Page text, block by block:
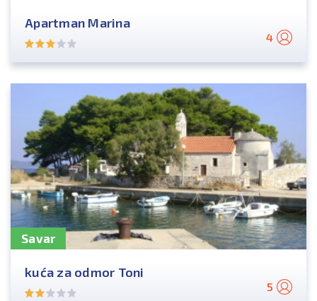
Apartman Marina
4
Savar
kuća za odmor Toni
5